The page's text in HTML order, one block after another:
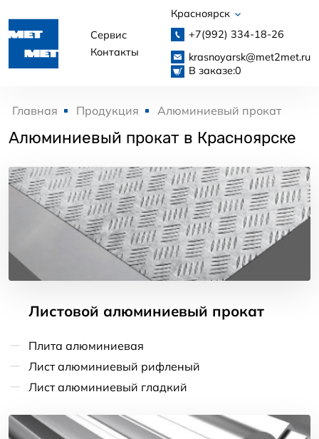
Сервис
Контакты
Красноярск
+7(992) 334-18-26
krasnoyarsk@met2met.ru
В заказе:0
Главная Продукция Алюминиевый прокат
Алюминиевый прокат в Красноярске
Листовой алюминиевый прокат
Плита алюминиевая
Лист алюминиевый рифленый
Лист алюминиевый гладкий